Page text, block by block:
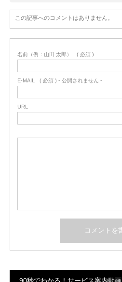
この記事へのコメントはありません。
名前（例：山田 太郎） ( 必須 )
E-MAIL ( 必須 ) - 公開されません -
URL